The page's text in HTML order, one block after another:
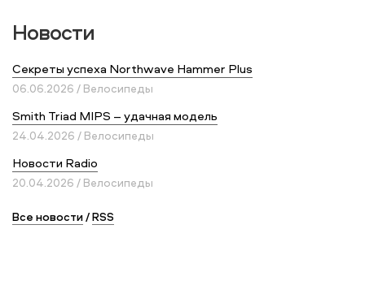
Новости
Секреты успеха Northwave Hammer Plus
06.06.2026 / Велосипеды
Smith Triad MIPS – удачная модель
24.04.2026 / Велосипеды
Новости Radio
20.04.2026 / Велосипеды
Все новости/RSS